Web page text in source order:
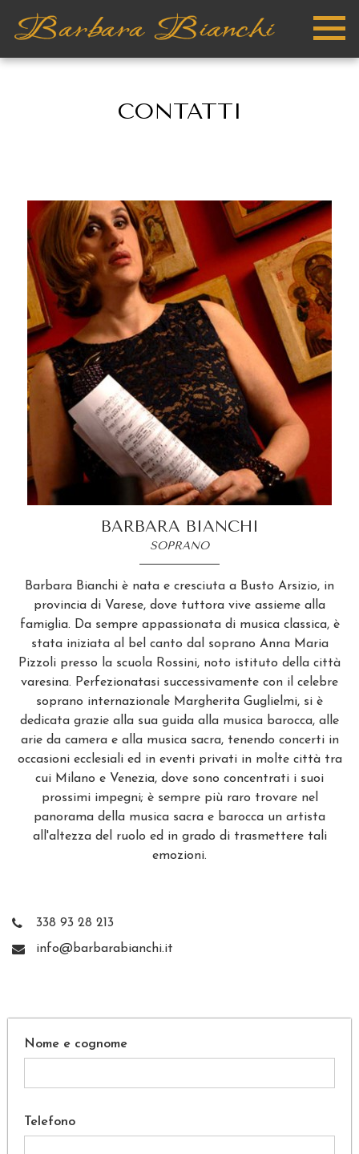
CONTATTI
BARBARA BIANCHI
SOPRANO
Barbara Bianchi è nata e cresciuta a Busto Arsizio, in
provincia di Varese, dove tuttora vive assieme alla
famiglia. Da sempre appassionata di musica classica, è
stata iniziata al bel canto dal soprano Anna Maria
Pizzoli presso la scuola Rossini, noto istituto della città
varesina. Perfezionatasi successivamente con il celebre
soprano internazionale Margherita Guglielmi, si è
dedicata grazie alla sua guida alla musica barocca, alle
arie da camera e alla musica sacra, tenendo concerti in
occasioni ecclesiali ed in eventi privati in molte città tra
cui Milano e Venezia, dove sono concentrati i suoi
prossimi impegni; è sempre più raro trovare nel
panorama della musica sacra e barocca un artista
all'altezza del ruolo ed in grado di trasmettere tali
emozioni.
338 93 28 213
info@barbarabianchi.it
Nome e cognome
Telefono